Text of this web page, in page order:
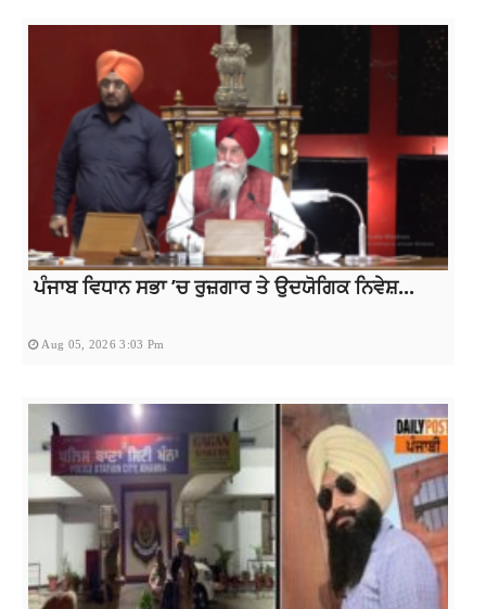
ਪੰਜਾਬ ਵਿਧਾਨ ਸਭਾ ’ਚ ਰੁਜ਼ਗਾਰ ਤੇ ਉਦਯੋਗਿਕ ਨਿਵੇਸ਼...
Aug 05, 2026 3:03 Pm